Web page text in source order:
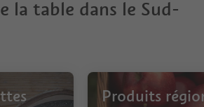
la table dans le Sud-
Produits